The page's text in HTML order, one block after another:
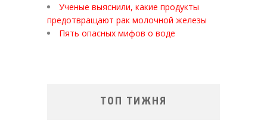
Ученые выяснили, какие продукты
предотвращают рак молочной железы
Пять опасных мифов о воде
ТОП ТИЖНЯ